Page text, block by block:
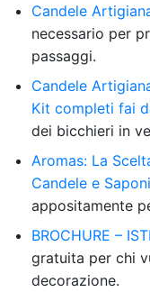
Candele
necessario per
passaggi.
Candele
Kit completi fai
dei bicchieri in
Aromas: La
Candele e Saponi
appositamente
BROCHURE –
gratuita per chi
decorazione.